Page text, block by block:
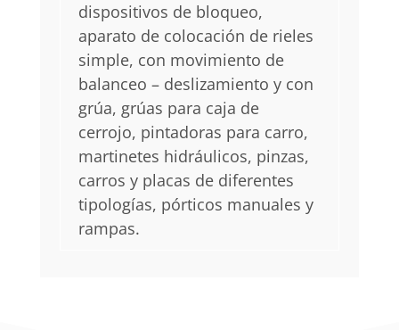
dispositivos de bloqueo,
aparato de colocación de rieles
simple, con movimiento de
balanceo – deslizamiento y con
grúa, grúas para caja de
cerrojo, pintadoras para carro,
martinetes hidráulicos, pinzas,
carros y placas de diferentes
tipologías, pórticos manuales y
rampas.